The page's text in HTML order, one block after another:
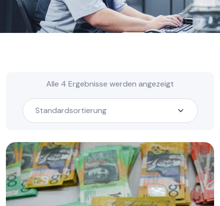
Alle 4 Ergebnisse werden angezeigt